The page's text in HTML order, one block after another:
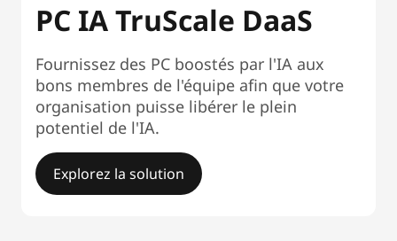
PC IA TruScale DaaS
Fournissez des PC boostés par l'IA aux
bons membres de l'équipe afin que votre
organisation puisse libérer le plein
potentiel de l'IA.
Explorez la solution